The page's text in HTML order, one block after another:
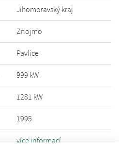
Jihomoravský kraj
Znojmo
Pavlice
999 kW
1281 kW
1995
více informací